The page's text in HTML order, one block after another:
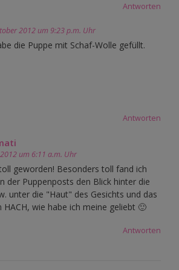
Antworten
2012 um 9:23 p.m. Uhr
die Puppe mit Schaf-Wolle gefüllt.
Antworten
um 6:11 a.m. Uhr
geworden! Besonders toll fand ich
der Puppenposts den Blick hinter die
unter die "Haut" des Gesichts und das
HACH, wie habe ich meine geliebt 🙂
Antworten